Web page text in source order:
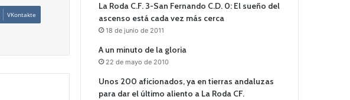
VKontakte
La Roda C.F. 3-San Fernando C.D. 0: El sueño del
ascenso está cada vez más cerca
18 de junio de 2011
A un minuto de la gloria
22 de mayo de 2010
Unos 200 aficionados, ya en tierras andaluzas
para dar el último aliento a La Roda CF.